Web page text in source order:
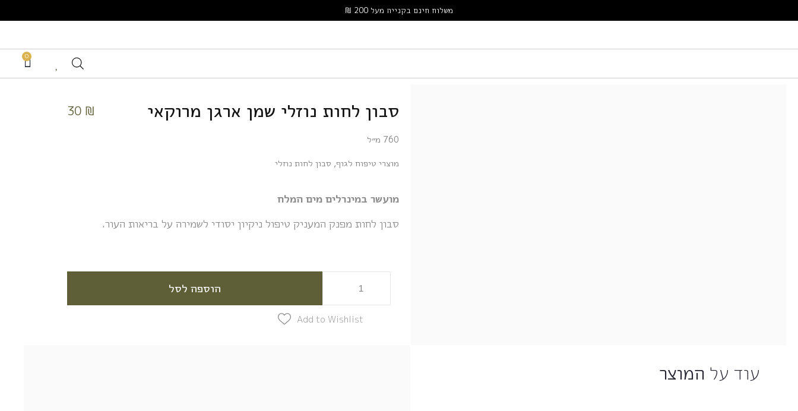
משלוח חינם בקנייה מעל 200 ₪
0
סבון לחות נוזלי שמן ארגן מרוקאי
760 מ״ל
מוצרי טיפוח לגוף, סבון לחות נוזלי
30 ₪
מועשר במינרלים מים המלח
סבון לחות מפנק המעניק טיפול ניקיון יסודי לשמירה על בריאות העור.
הוספה לסל
Add to Wishlist
עוד על המוצר